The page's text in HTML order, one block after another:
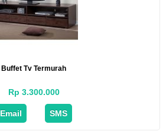
Buffet Tv Termurah
Rp 3.300.000
Email SMS